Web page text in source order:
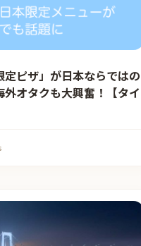
定ピザ」が日本ならではの
オタクも大興奮！【タイ